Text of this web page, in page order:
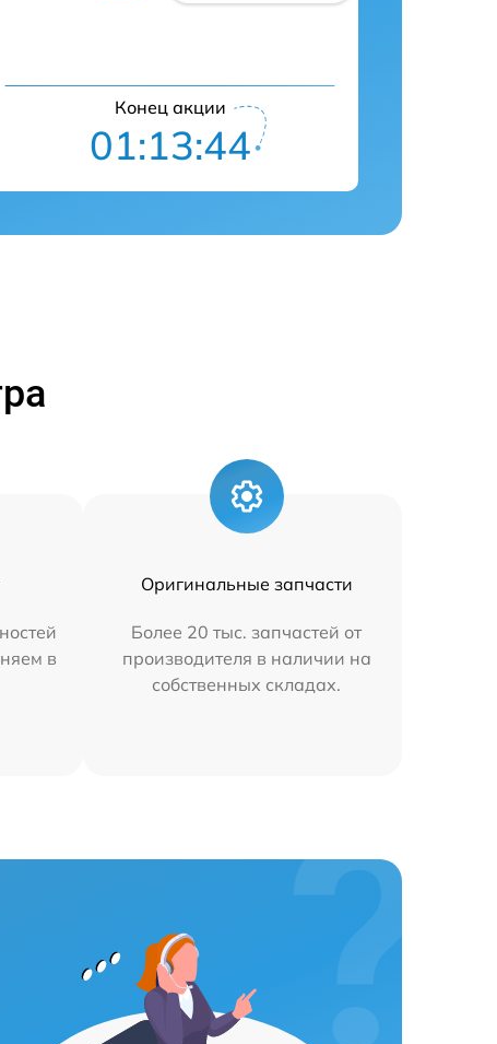
Конец акции
01:13:43
в
Оригинальные запчасти
Более 20 тыс. запчастей от
производителя в наличии на
собственных складах.